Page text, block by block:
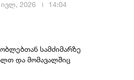
სამძიმარზე
და მომავალშიც
ივლ, 2026
14:04